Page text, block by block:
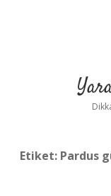
Etiket: Pardus